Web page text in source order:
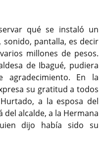
qué se instaló un
sonido, pantalla, es decir
millones de pesos.
de Ibagué, pudiera
agradecimiento. En la
su gratitud a todos
a la esposa del
del alcalde, a la Hermana
dijo había sido su